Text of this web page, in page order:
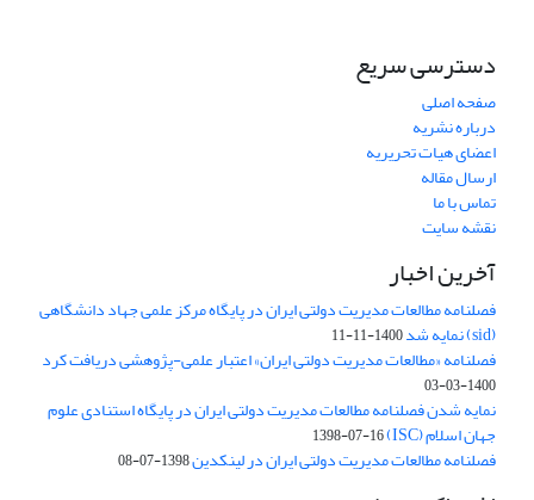
دسترسی سریع
صفحه اصلی
درباره نشریه
اعضای هیات تحریریه
ارسال مقاله
تماس با ما
نقشه سایت
آخرین اخبار
فصلنامه مطالعات مدیریت دولتی ایران در پایگاه مرکز علمی جهاد دانشگاهی
(sid) نمایه شد 1400-11-11
فصلنامه «مطالعات مدیریت دولتی ایران» اعتبار علمی-پژوهشی دریافت کرد
1400-03-03
نمایه شدن فصلنامه مطالعات مدیریت دولتی ایران در پایگاه استنادی علوم
جهان اسلام (ISC) 1398-07-16
فصلنامه مطالعات مدیریت دولتی ایران در لینکدین1398-07-08